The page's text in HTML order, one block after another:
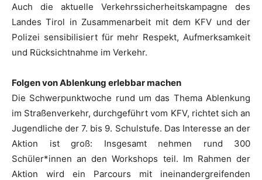
Auch die aktuelle Verkehrssicherheitskampagne des
Landes Tirol in Zusammenarbeit mit dem KFV und der
Polizei sensibilisiert für mehr Respekt, Aufmerksamkeit
und Rücksichtnahme im Verkehr.
Folgen von Ablenkung erlebbar machen
Die Schwerpunktwoche rund um das Thema Ablenkung
im Straßenverkehr, durchgeführt vom KFV, richtet sich an
Jugendliche der 7. bis 9. Schulstufe. Das Interesse an der
Aktion ist groß: Insgesamt nehmen rund 300
Schüler*innen an den Workshops teil. Im Rahmen der
Aktion wird ein Parcours mit ineinandergreifenden